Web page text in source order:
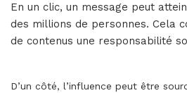
En un clic, un message peut
des millions de personnes. Cela
de contenus une responsabilité
D’un côté, l’influence peut être